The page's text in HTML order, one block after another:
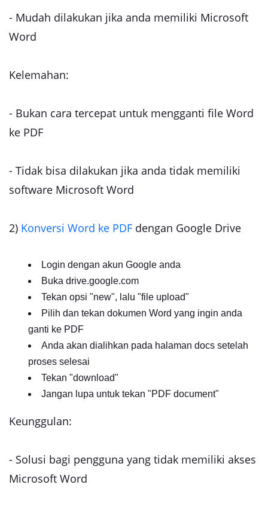
- Mudah dilakukan jika anda memiliki Microsoft
Word
Kelemahan:
- Bukan cara tercepat untuk mengganti file Word
ke PDF
- Tidak bisa dilakukan jika anda tidak memiliki
software Microsoft Word
2) Konversi Word ke PDF dengan Google Drive
Login dengan akun Google anda
Buka drive.google.com
Tekan opsi "new", lalu "file upload"
Pilih dan tekan dokumen Word yang ingin anda
ganti ke PDF
Anda akan dialihkan pada halaman docs setelah
proses selesai
Tekan "download"
Jangan lupa untuk tekan "PDF document"
Keunggulan:
- Solusi bagi pengguna yang tidak memiliki akses
Microsoft Word